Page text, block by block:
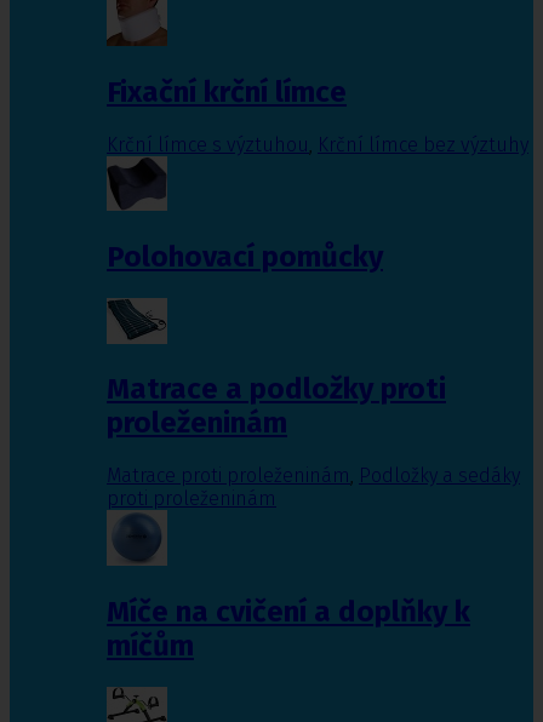
Fixační krční límce
Krční límce s výztuhou Krční límce bez výztuhy
Polohovací pomůcky
Matrace a podložky proti
proleženinám
Matrace proti proleženinám, Podložky a sedáky
proti proleženinám
Míče na cvičení a doplňky k
míčům